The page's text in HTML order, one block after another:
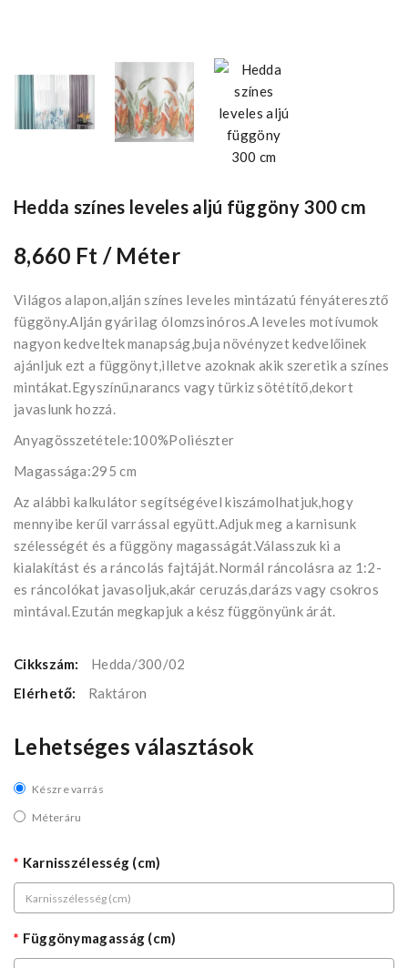
Hedda színes leveles aljú függöny 300 cm
8,660 Ft / Méter
Világos alapon,alján színes leveles mintázatú fényáteresztő
függöny.Alján gyárilag ólomzsinóros.A leveles motívumok
nagyon kedveltek manapság,buja növényzet kedvelőinek
ajánljuk ezt a függönyt,illetve azoknak akik szeretik a színes
mintákat.Egyszínű,narancs vagy türkiz sötétítő,dekort
javaslunk hozzá.
Anyagösszetétele:100%Poliészter
Magassága:295 cm
Az alábbi kalkulátor segítségével kiszámolhatjuk,hogy
mennyibe kerűl varrással együtt.Adjuk meg a karnisunk
szélességét és a függöny magasságát.Válasszuk ki a
kialakítást és a ráncolás fajtáját.Normál ráncolásra az 1:2-
es ráncolókat javasoljuk,akár ceruzás,darázs vagy csokros
mintával.Ezután megkapjuk a kész függönyünk árát.
Cikkszám:
Hedda/300/02
Elérhető:
Raktáron
Lehetséges választások
Készre varrás
Méteráru
Karnisszélesség (cm)
Függönymagasság (cm)